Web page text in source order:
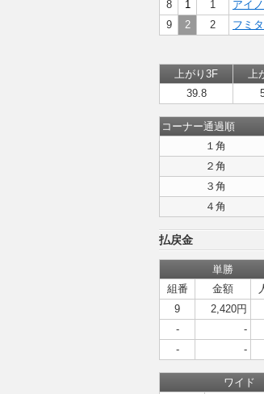
8
1 1 アイ
9
2 2 フミ
上がり3F 上
39.8
コーナー通過順
１角
２角
３角
４角
払戻金
単勝
組番
金額
9
2,420円
-
-
-
-
ワイド